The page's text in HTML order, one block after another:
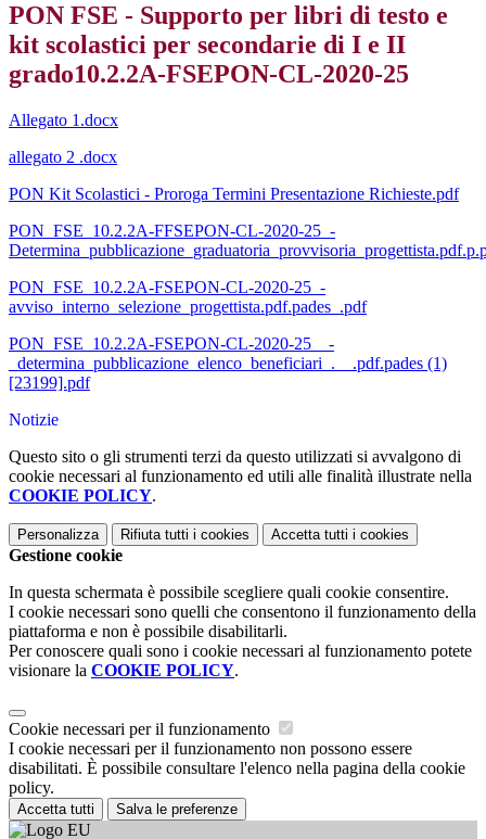
PON FSE - Supporto per libri di testo e
kit scolastici per secondarie di I e II
grado10.2.2A-FSEPON-CL-2020-25
Allegato 1.docx
allegato 2 .docx
PON Kit Scolastici - Proroga Termini Presentazione Richieste.pdf
PON_FSE_10.2.2A-FFSEPON-CL-2020-25_-
PON_FSE_10.2.2A-FSEPON-CL-2020-25_-
avviso_interno_selezione_progettista.pdf.pades_.pdf
PON_FSE_10.2.2A-FSEPON-CL-2020-25__-
_determina_pubblicazione_elenco_beneficiari_.__.pdf.pades (1)
[23199].pdf
Notizie
Questo sito o gli strumenti terzi da questo utilizzati si avvalgono di
cookie necessari al funzionamento ed utili alle finalità illustrate nella
COOKIE POLICY.
Personalizza Rifiuta tutti i cookies Accetta tutti i cookies
Gestione cookie
In questa schermata è possibile scegliere quali cookie consentire.
I cookie necessari sono quelli che consentono il funzionamento della
piattaforma e non è possibile disabilitarli.
Per conoscere quali sono i cookie necessari al funzionamento potete
visionare la COOKIE POLICY.
Cookie necessari per il funzionamento
I cookie necessari per il funzionamento non possono essere
disabilitati. È possibile consultare l'elenco nella pagina della cookie
policy.
Accetta tutti Salva le preferenze